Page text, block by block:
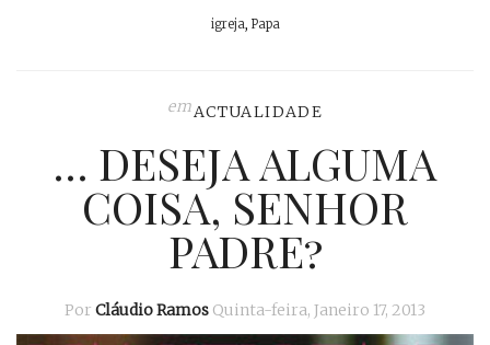
igreja, Papa
emACTUALIDADE
… DESEJA ALGUMA
COISA, SENHOR
PADRE?
Por Cláudio Ramos Quinta-feira, Janeiro 17, 2013